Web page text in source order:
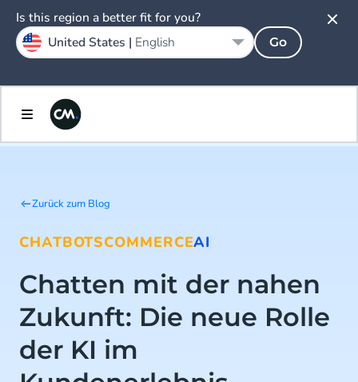
Zurück zum Blog
CHATBOTSCOMMERCEAI
Chatten mit der nahen
Zukunft: Die neue Rolle
der KI im
Is this region a better fit for you?
United States | English Go